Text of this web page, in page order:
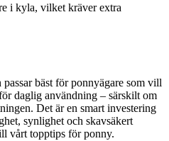
i kyla, vilket kräver extra
bäst för ponnyägare som vill
daglig användning – särskilt om
Det är en smart investering
synlighet och skavsäkert
vårt topptips för ponny.